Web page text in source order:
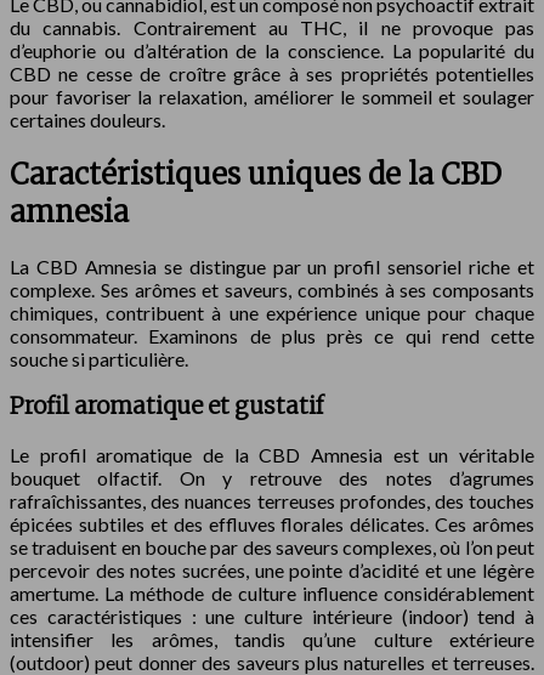
du cannabis. Contrairement au THC, il ne provoque pas
d’euphorie ou d’altération de la conscience. La popularité du
CBD ne cesse de croître grâce à ses propriétés potentielles
pour favoriser la relaxation, améliorer le sommeil et soulager
certaines douleurs.
Caractéristiques uniques de la CBD
amnesia
La CBD Amnesia se distingue par un profil sensoriel riche et
complexe. Ses arômes et saveurs, combinés à ses composants
chimiques, contribuent à une expérience unique pour chaque
consommateur. Examinons de plus près ce qui rend cette
souche si particulière.
Profil aromatique et gustatif
Le profil aromatique de la CBD Amnesia est un véritable
bouquet olfactif. On y retrouve des notes d’agrumes
rafraîchissantes, des nuances terreuses profondes, des touches
épicées subtiles et des effluves florales délicates. Ces arômes
se traduisent en bouche par des saveurs complexes, où l’on peut
percevoir des notes sucrées, une pointe d’acidité et une légère
amertume. La méthode de culture influence considérablement
ces caractéristiques : une culture intérieure (indoor) tend à
intensifier les arômes, tandis qu’une culture extérieure
(outdoor) peut donner des saveurs plus naturelles et terreuses.